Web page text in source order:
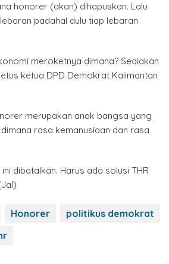
honorer (akan) dihapuskan. Lalu
padahal dulu tiap lebaran
meroketnya dimana? Sediakan
ketua DPD Demokrat Kalimantan
merupakan anak bangsa yang
rasa kemanusiaan dan rasa
dibatalkan. Harus ada solusi THR
Honorer
politikus demokrat